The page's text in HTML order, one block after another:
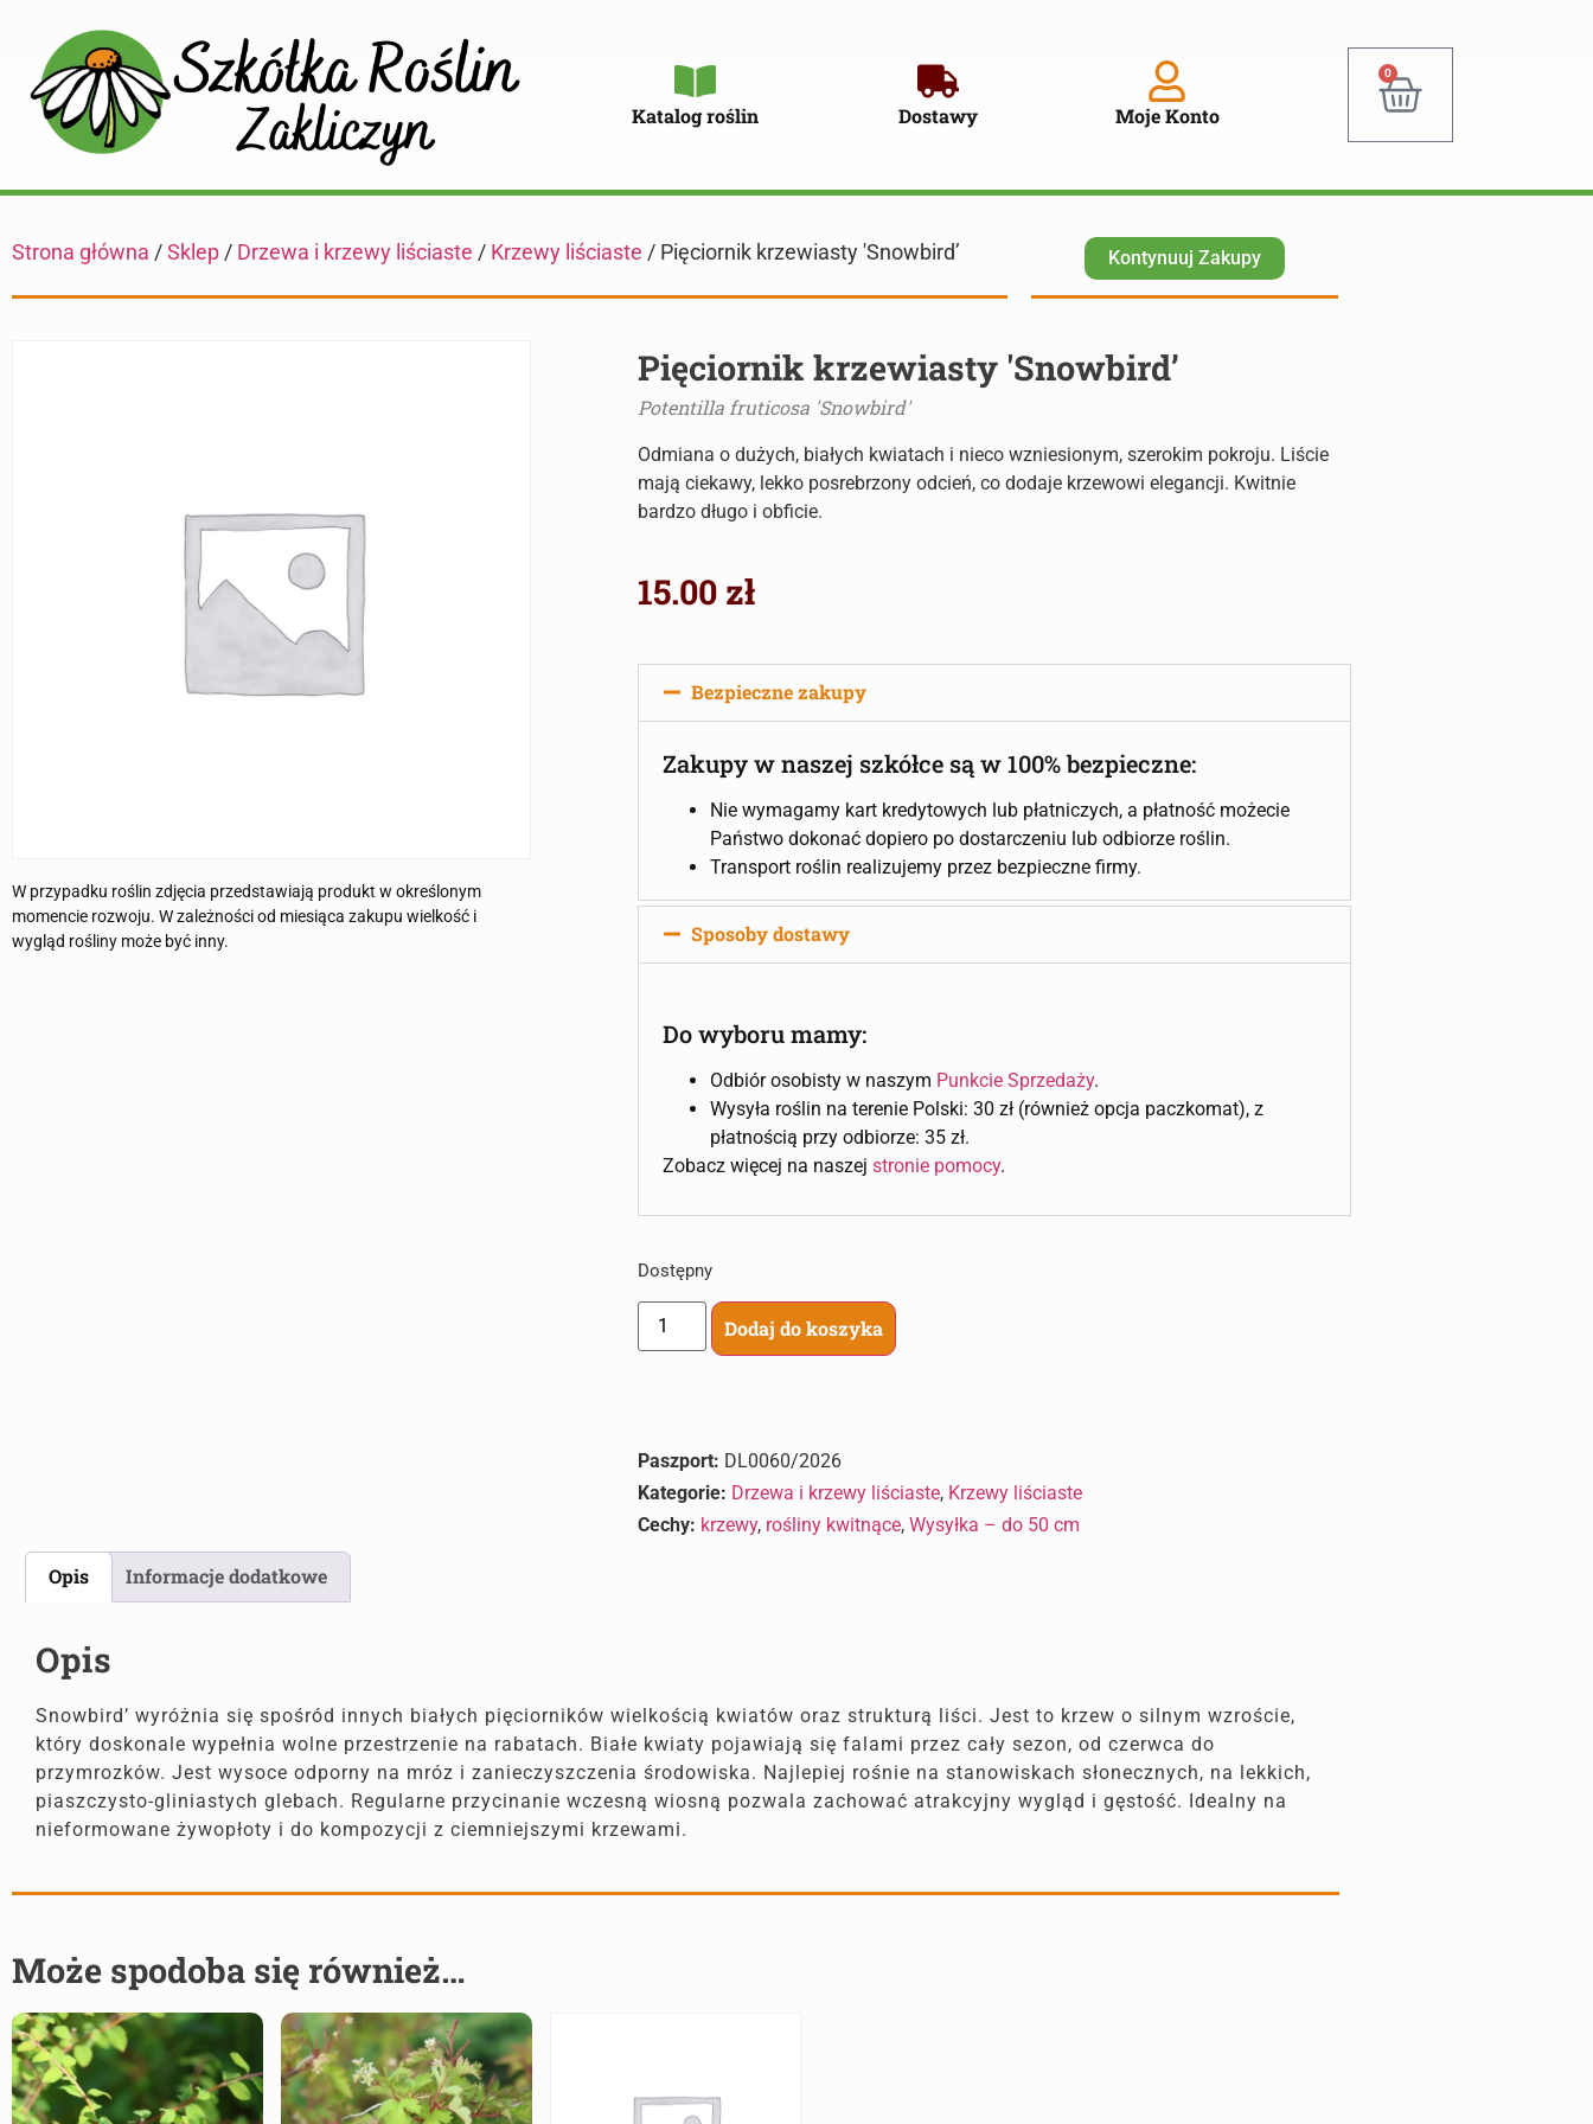
Katalog roślin Dostawy Moje Konto
0
Strona główna / Sklep / Drzewa i krzewy liściaste / Krzewy liściaste / Pięciornik krzewiasty 'Snowbird’ Kontynuuj Zakupy
W przypadku roślin zdjęcia przedstawiają produkt w określonym
momencie rozwoju. W zależności od miesiąca zakupu wielkość i
wygląd rośliny może być inny.
Pięciornik krzewiasty 'Snowbird’
Potentilla fruticosa 'Snowbird'
Odmiana o dużych, białych kwiatach i nieco wzniesionym, szerokim pokroju. Liście
mają ciekawy, lekko posrebrzony odcień, co dodaje krzewowi elegancji. Kwitnie
bardzo długo i obficie.
15.00 zł
Bezpieczne zakupy
Zakupy w naszej szkółce są w 100% bezpieczne:
Nie wymagamy kart kredytowych lub płatniczych, a płatność możecie
Państwo dokonać dopiero po dostarczeniu lub odbiorze roślin.
Transport roślin realizujemy przez bezpieczne firmy.
Sposoby dostawy
Do wyboru mamy:
Odbiór osobisty w naszym Punkcie Sprzedaży.
Wysyła roślin na terenie Polski: 30 zł (również opcja paczkomat), z
płatnością przy odbiorze: 35 zł.
Zobacz więcej na naszejstronie pomocy.
Dostępny
Dodaj do koszyka
Paszport: DL0060/2026
Kategorie: Drzewa i krzewy liściaste, Krzewy liściaste
Cechy: krzewy, rośliny kwitnące,Wysyłka – do 50 cm
Opis Informacje dodatkowe
Opis
Snowbird’ wyróżnia się spośród innych białych pięciorników wielkością kwiatów oraz strukturą liści. Jest to krzew o silnym wzroście,
który doskonale wypełnia wolne przestrzenie na rabatach. Białe kwiaty pojawiają się falami przez cały sezon, od czerwca do
przymrozków. Jest wysoce odporny na mróz i zanieczyszczenia środowiska. Najlepiej rośnie na stanowiskach słonecznych, na lekkich,
piaszczysto-gliniastych glebach. Regularne przycinanie wczesną wiosną pozwala zachować atrakcyjny wygląd i gęstość. Idealny na
nieformowane żywopłoty i do kompozycji z ciemniejszymi krzewami.
Może spodoba się również…